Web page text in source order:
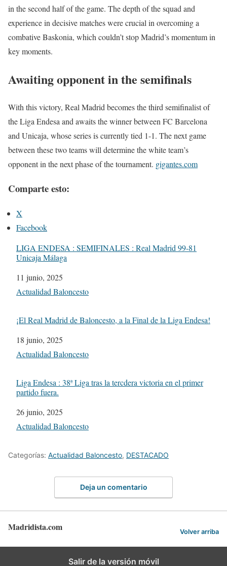
in the second half of the game. The depth of the squad and
experience in decisive matches were crucial in overcoming a
combative Baskonia, which couldn’t stop Madrid’s momentum in
key moments.
Awaiting opponent in the semifinals
With this victory, Real Madrid becomes the third semifinalist of
the Liga Endesa and awaits the winner between FC Barcelona
and Unicaja, whose series is currently tied 1-1. The next game
between these two teams will determine the white team’s
opponent in the next phase of the tournament. gigantes.com
Comparte esto:
X
Facebook
LIGA ENDESA : SEMIFINALES : Real Madrid 99-81
Unicaja Málaga
Fecha
11 junio, 2025
Respecto a
Actualidad Baloncesto
¡El Real Madrid de Baloncesto, a la Final de la Liga Endesa!
Fecha
18 junio, 2025
Respecto a
Actualidad Baloncesto
Liga Endesa : 38ª Liga tras la tercdera victoria en el primer
partido fuera.
Fecha
26 junio, 2025
Respecto a
Actualidad Baloncesto
Categorías: Actualidad Baloncesto, DESTACADO
Deja un comentario
Madridista.com Volver arriba
Salir de la versión móvil